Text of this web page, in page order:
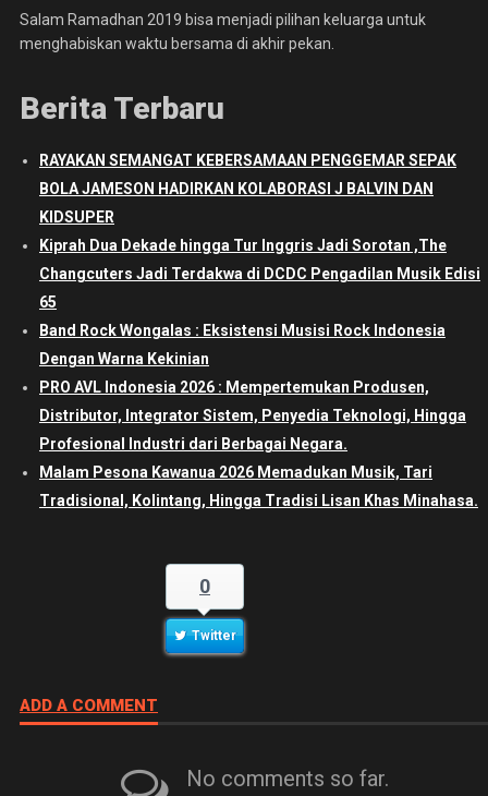
Salam Ramadhan 2019 bisa menjadi pilihan keluarga untuk
menghabiskan waktu bersama di akhir pekan.
Berita Terbaru
RAYAKAN SEMANGAT KEBERSAMAAN PENGGEMAR SEPAK
BOLA JAMESON HADIRKAN KOLABORASI J BALVIN DAN
KIDSUPER
Kiprah Dua Dekade hingga Tur Inggris Jadi Sorotan ,The
Changcuters Jadi Terdakwa di DCDC Pengadilan Musik Edisi
65
Band Rock Wongalas : Eksistensi Musisi Rock Indonesia
Dengan Warna Kekinian
PRO AVL Indonesia 2026 : Mempertemukan Produsen,
Distributor, Integrator Sistem, Penyedia Teknologi, Hingga
Profesional Industri dari Berbagai Negara.
Malam Pesona Kawanua 2026 Memadukan Musik, Tari
Tradisional, Kolintang, Hingga Tradisi Lisan Khas Minahasa.
0
Twitter
ADD A COMMENT
No comments so far.